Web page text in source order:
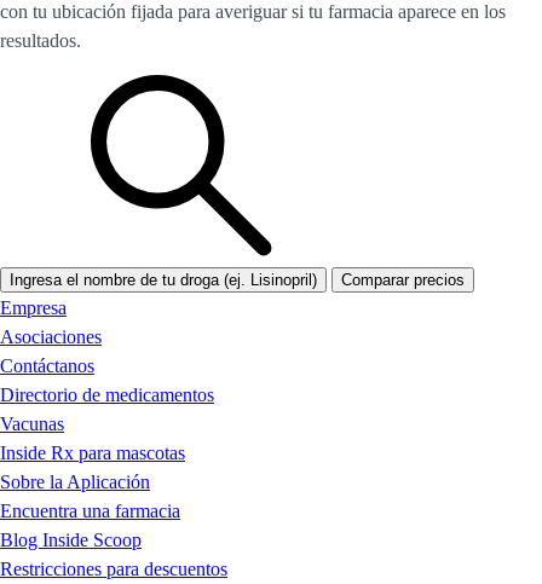
con tu ubicación fijada para averiguar si tu farmacia aparece en los
resultados.
Ingresa el nombre de tu droga (ej. Lisinopril) Comparar precios
Empresa
Asociaciones
Contáctanos
Directorio de medicamentos
Vacunas
Inside Rx para mascotas
Sobre la Aplicación
Encuentra una farmacia
Blog Inside Scoop
Restricciones para descuentos